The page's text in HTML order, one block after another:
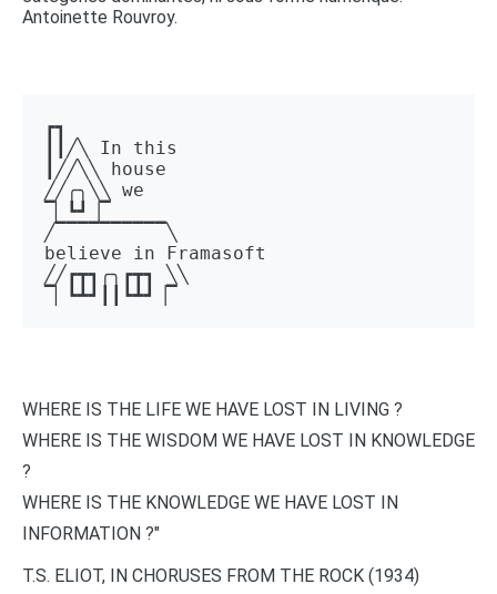
Antoinette Rouvroy.
┏┓
┃┃╱╲ In this
┃╱╱╲╲ house
╱╱╭╮╲╲ we
▔▏┗┛▕▔
╱▔▔▔▔▔▔▔▔▔▔╲
believe in Framasoft
╱╱┏┳┓╭╮┏┳┓ ╲╲
▔▏┗┻┛┃┃┗┻┛▕▔
WHERE IS THE LIFE WE HAVE LOST IN LIVING ?
WHERE IS THE WISDOM WE HAVE LOST IN KNOWLEDGE
?
WHERE IS THE KNOWLEDGE WE HAVE LOST IN
INFORMATION ?"
T.S. ELIOT, IN CHORUSES FROM THE ROCK (1934)